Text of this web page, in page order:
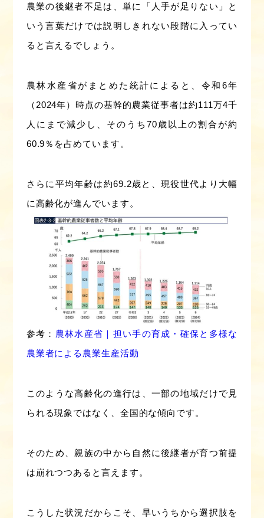
農業の後継者不足は、単に「人手が足りない」と
いう言葉だけでは説明しきれない段階に入ってい
ると言えるでしょう。
農林水産省がまとめた統計によると、令和6年
（2024年）時点の基幹的農業従事者は約111万4千
人にまで減少し、そのうち70歳以上の割合が約
60.9％を占めています。
さらに平均年齢は約69.2歳と、現役世代より大幅
に高齢化が進んでいます。
参考： 農林水産省｜担い手の育成・確保と多様な
農業者による農業生産活動
このような高齢化の進行は、一部の地域だけで見
られる現象ではなく、全国的な傾向です。
そのため、親族の中から自然に後継者が育つ前提
は崩れつつあると言えます。
こうした状況だからこそ、早いうちから選択肢を